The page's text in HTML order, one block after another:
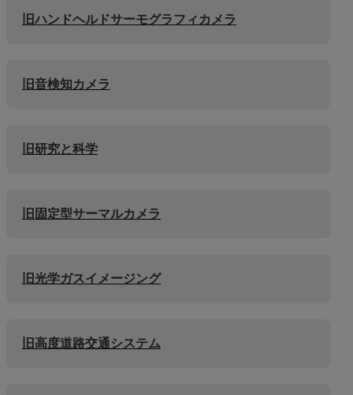
旧ハンドヘルドサーモグラフィカメラ
旧音検知カメラ
旧研究と科学
旧固定型サーマルカメラ
旧光学ガスイメージング
旧高度道路交通システム